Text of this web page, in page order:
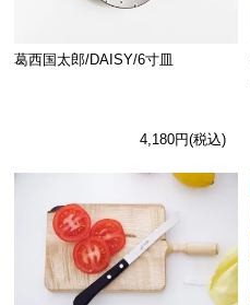
葛西国太郎/DAISY/6寸皿
4,180円(税込)